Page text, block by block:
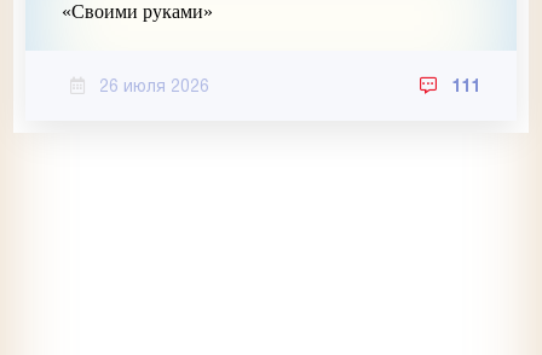
«Своими руками»
26 июля 2026 111